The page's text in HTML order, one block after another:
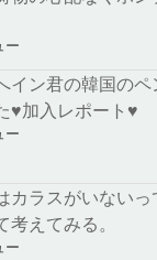
ー
イン君の韓国のペ
♥加入レポート♥
ー
カラスがいない
考えてみる。
ー